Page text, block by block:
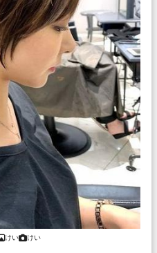
けい けい